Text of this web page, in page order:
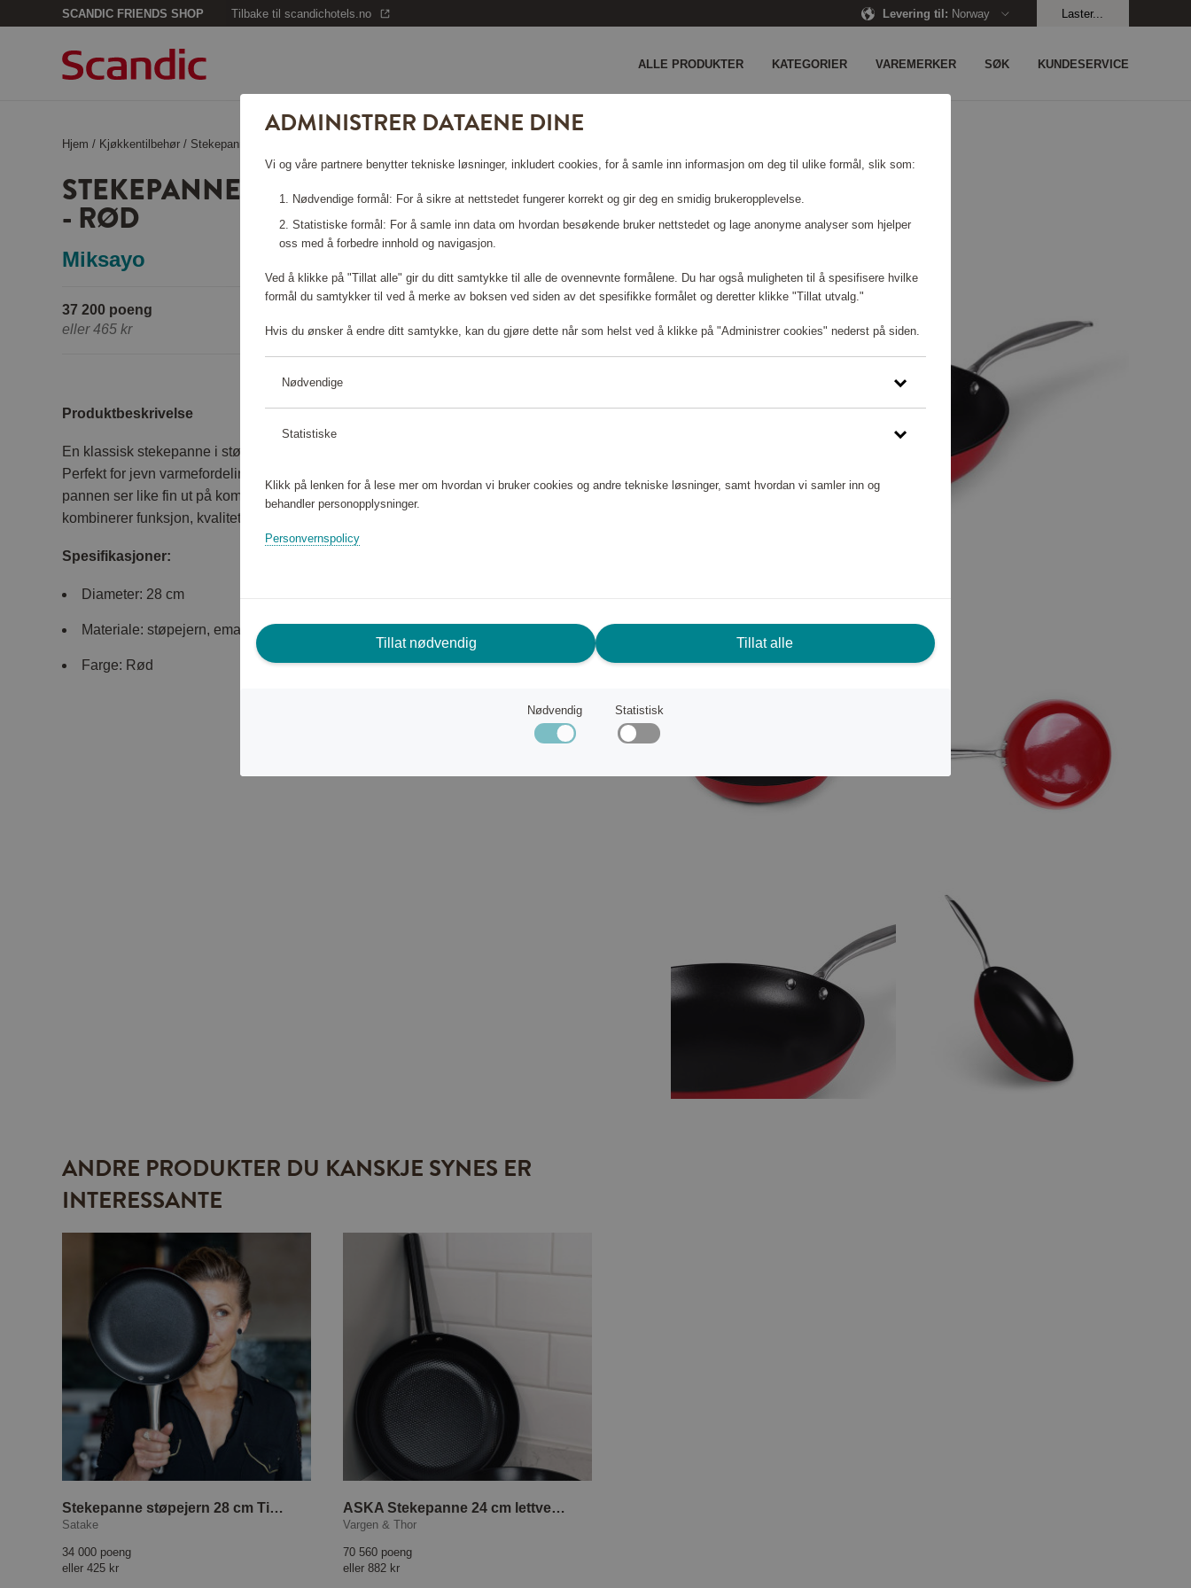
SCANDIC FRIENDS SHOP Tilbake til scandichotels.no Levering til: Norway Laster...
ALLE PRODUKTER KATEGORIER VAREMERKER SØK KUNDESERVICE
Hjem / Kjøkkentilbehør / Stekepanner
STEKEPANNE YOKAMA I STØPEJERN
- RØD
Miksayo
37 200 poeng
eller 465 kr
Produktbeskrivelse
En klassisk stekepanne i støpejern med både innsiden og utsiden i vakker emalje.
Perfekt for jevn varmefordeling og lang holdbarhet. Den fargerike finishen gjør at
pannen ser like fin ut på komfyren som på bordet – en kjøkkenfavoritt som
kombinerer funksjon, kvalitet og design.
Spesifikasjoner:
Diameter: 28 cm
Materiale: støpejern, emaljert
Farge: Rød
ANDRE PRODUKTER DU KANSKJE SYNES ER
INTERESSANTE
Stekepanne støpejern 28 cm Tina Nordström
Satake
34 000 poeng
eller 425 kr
ASKA Stekepanne 24 cm lettvektsstøpejern
Vargen & Thor
70 560 poeng
eller 882 kr
ADMINISTRER DATAENE DINE
Vi og våre partnere benytter tekniske løsninger, inkludert cookies, for å samle inn informasjon om deg til ulike formål, slik som:
Nødvendige formål: For å sikre at nettstedet fungerer korrekt og gir deg en smidig brukeropplevelse.
Statistiske formål: For å samle inn data om hvordan besøkende bruker nettstedet og lage anonyme analyser som hjelper
oss med å forbedre innhold og navigasjon.
Ved å klikke på "Tillat alle" gir du ditt samtykke til alle de ovennevnte formålene. Du har også muligheten til å spesifisere hvilke
formål du samtykker til ved å merke av boksen ved siden av det spesifikke formålet og deretter klikke "Tillat utvalg."
Hvis du ønsker å endre ditt samtykke, kan du gjøre dette når som helst ved å klikke på "Administrer cookies" nederst på siden.
Nødvendige
Statistiske
Klikk på lenken for å lese mer om hvordan vi bruker cookies og andre tekniske løsninger, samt hvordan vi samler inn og
behandler personopplysninger.
Personvernspolicy
Tillat nødvendig Tillat alle
Nødvendig Statistisk